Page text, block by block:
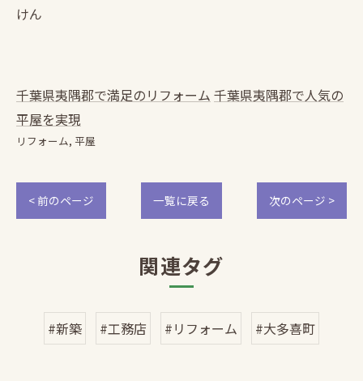
けん
千葉県夷隅郡で満足のリフォーム 千葉県夷隅郡で人気の
平屋を実現
リフォーム 平屋
< 前のページ 一覧に戻る 次のページ >
関連タグ
#新築 #工務店 #リフォーム #大多喜町